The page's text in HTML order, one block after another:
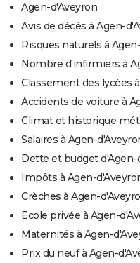
Agen-d'Aveyron
Avis de décès à Agen-
Risques naturels à
Nombre d'infirmiers à
Classement des lycées
Accidents de voiture à
Climat et historique
Salaires à Agen-
Dette et budget d'Agen-
Impôts à Agen-
Crèches à Agen-
Ecole privée à Agen-
Maternités à Agen-
Prix du neuf à Agen-